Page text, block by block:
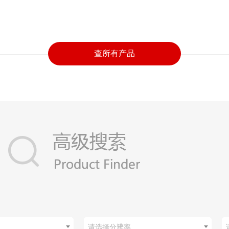
查所有产品
请选择分辨率